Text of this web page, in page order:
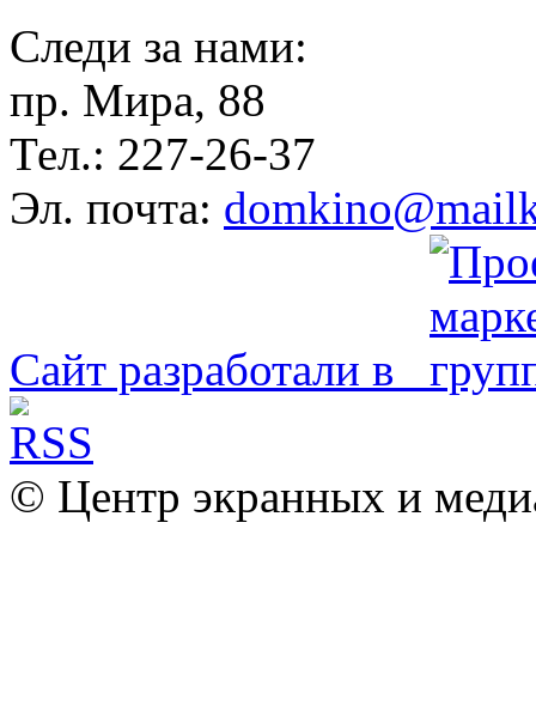
Следи за нами:
пр. Мира, 88
Тел.: 227-26-37
Эл. почта:
Сайт разработали в
© Центр экранных и